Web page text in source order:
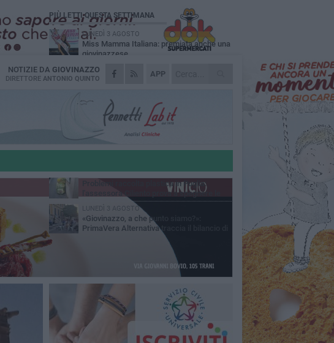
APP
NOTIZIE DA GIOVINAZZO
DIRETTORE ANTONIO QUINTO
PIÙ LETTI QUESTA SETTIMANA
LUNEDÌ 3 AGOSTO
Miss Mamma Italiana: premiata anche una
giovinazzese
MARTEDÌ 4 AGOSTO
Liquidi oleosi sul litorale di Giovinazzo,
VENERDÌ 7 AGOSTO
A Giovinazzo c'è il Concerto all'Alba
GIOVEDÌ 6 AGOSTO
Lavori sul litorale, gli aggiornamenti del
MERCOLEDÌ 5 AGOSTO
Problemi raccolta plastica in Puglia:
l'assessora Ciliento prova a spegnere le
polemiche
LUNEDÌ 3 AGOSTO
«Giovinazzo, a che punto siamo?»:
PrimaVera Alternativa traccia il bilancio di
4 anni di Sollecito